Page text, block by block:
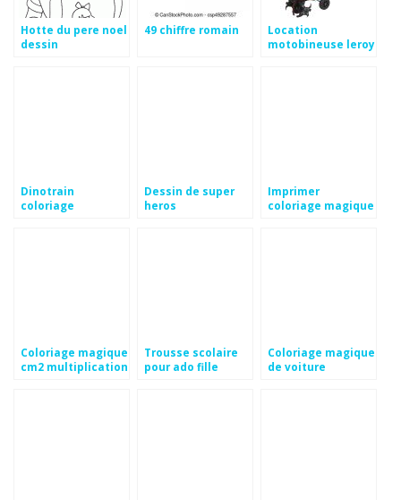
Hotte du pere noel
dessin
49 chiffre romain
Location
motobineuse leroy
Dinotrain
coloriage
Dessin de super
heros
Imprimer
coloriage magique
Coloriage magique
cm2 multiplication
Trousse scolaire
pour ado fille
Coloriage magique
de voiture